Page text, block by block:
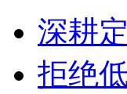
深耕
拒绝